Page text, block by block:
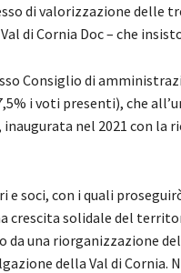
di valorizzazione delle
di Cornia Doc – che
Consiglio di
i voti presenti), che
inaugurata nel 2021 con la
soci, con i quali
crescita solidale del
da una riorganizzazione
della Val di Cornia.